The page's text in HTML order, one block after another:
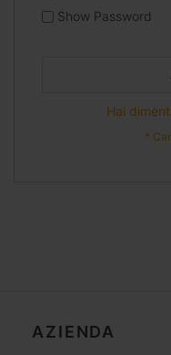
Show Password
Hai
AZIENDA